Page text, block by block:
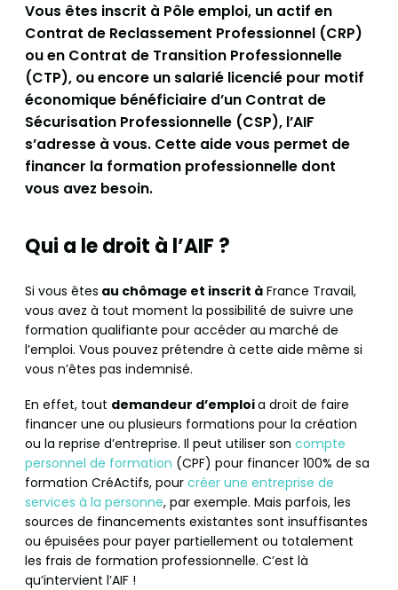
Vous êtes inscrit à Pôle emploi, un actif en
Contrat de Reclassement Professionnel (CRP)
ou en Contrat de Transition Professionnelle
(CTP), ou encore un salarié licencié pour motif
économique bénéficiaire d’un Contrat de
Sécurisation Professionnelle (CSP), l’AIF
s’adresse à vous. Cette aide vous permet de
financer la formation professionnelle dont
vous avez besoin.
Qui a le droit à l’AIF ?
Si vous êtes au chômage et inscrit à France Travail,
vous avez à tout moment la possibilité de suivre une
formation qualifiante pour accéder au marché de
l’emploi. Vous pouvez prétendre à cette aide même si
vous n’êtes pas indemnisé.
En effet, tout demandeur d’emploia droit de faire
financer une ou plusieurs formations pour la création
ou la reprise d’entreprise. Il peut utiliser son compte
personnel de formation (CPF) pour financer 100% de sa
formation CréActifs, pour créer une entreprise de
services à la personne, par exemple. Mais parfois, les
sources de financements existantes sont insuffisantes
ou épuisées pour payer partiellement ou totalement
les frais de formation professionnelle. C’est là
qu’intervient l’AIF !